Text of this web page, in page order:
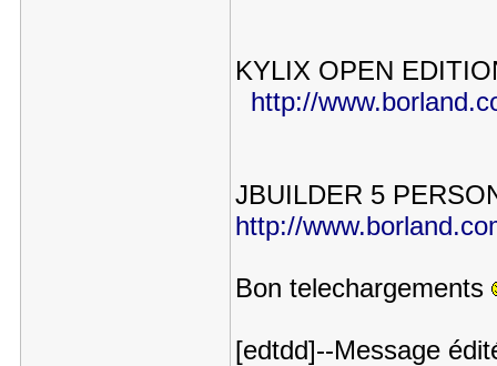
KYLIX OPEN
http://
JBUILDER 5
http://
Bon telechargements
[edtdd]--Message